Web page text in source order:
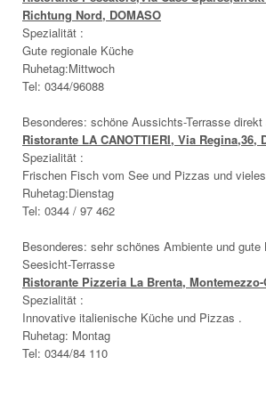
Richtung Nord, DOMASO
Spezialität :
Gute regionale Küche
Ruhetag:Mittwoch
Tel: 0344/96088
Besonderes: schöne Aussichts-Terrasse
Ristorante LA CANOTTIERI, Via Regina,36,
Spezialität :
Frischen Fisch vom See und Pizzas und
Ruhetag:Dienstag
Tel: 0344 / 97 462
Besonderes: sehr schönes Ambiente und
Seesicht-Terrasse
Ristorante Pizzeria La Brenta,
Spezialität :
Innovative italienische Küche und Pizzas .
Ruhetag: Montag
Tel: 0344/84 110